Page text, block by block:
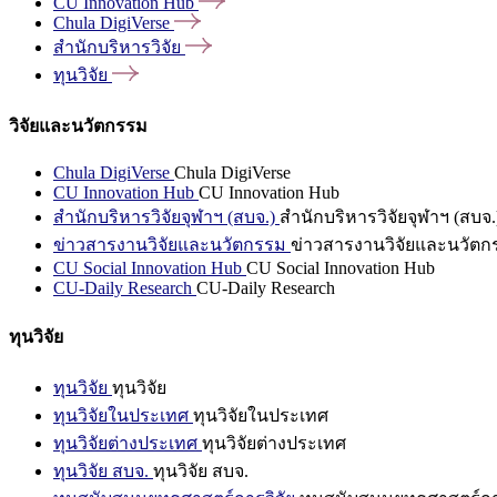
Chula DigiVerse
สำนักบริหารวิจัย
ทุนวิจัย
วิจัยและนวัตกรรม
Chula DigiVerse Chula DigiVerse
CU Innovation Hub CU Innovation Hub
สำนักบริหารวิจัยจุฬาฯ (สบจ.) สำนักบริหารวิจัยจุฬาฯ (สบจ
ข่าวสารงานวิจัยและนวัตกรรม ข่าวสารงานวิจัยและนวัตก
CU Social Innovation Hub CU Social Innovation Hub
CU-Daily Research CU-Daily Research
ทุนวิจัย
ทุนวิจัย ทุนวิจัย
ทุนวิจัยในประเทศ ทุนวิจัยในประเทศ
ทุนวิจัยต่างประเทศ ทุนวิจัยต่างประเทศ
ทุนวิจัย สบจ. ทุนวิจัย สบจ.